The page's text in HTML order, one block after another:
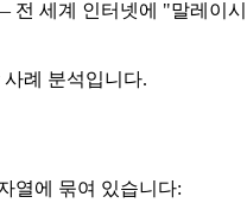
전 세계 인터넷에 "말레이
례 분석입니다.
열에 묶여 있습니다: